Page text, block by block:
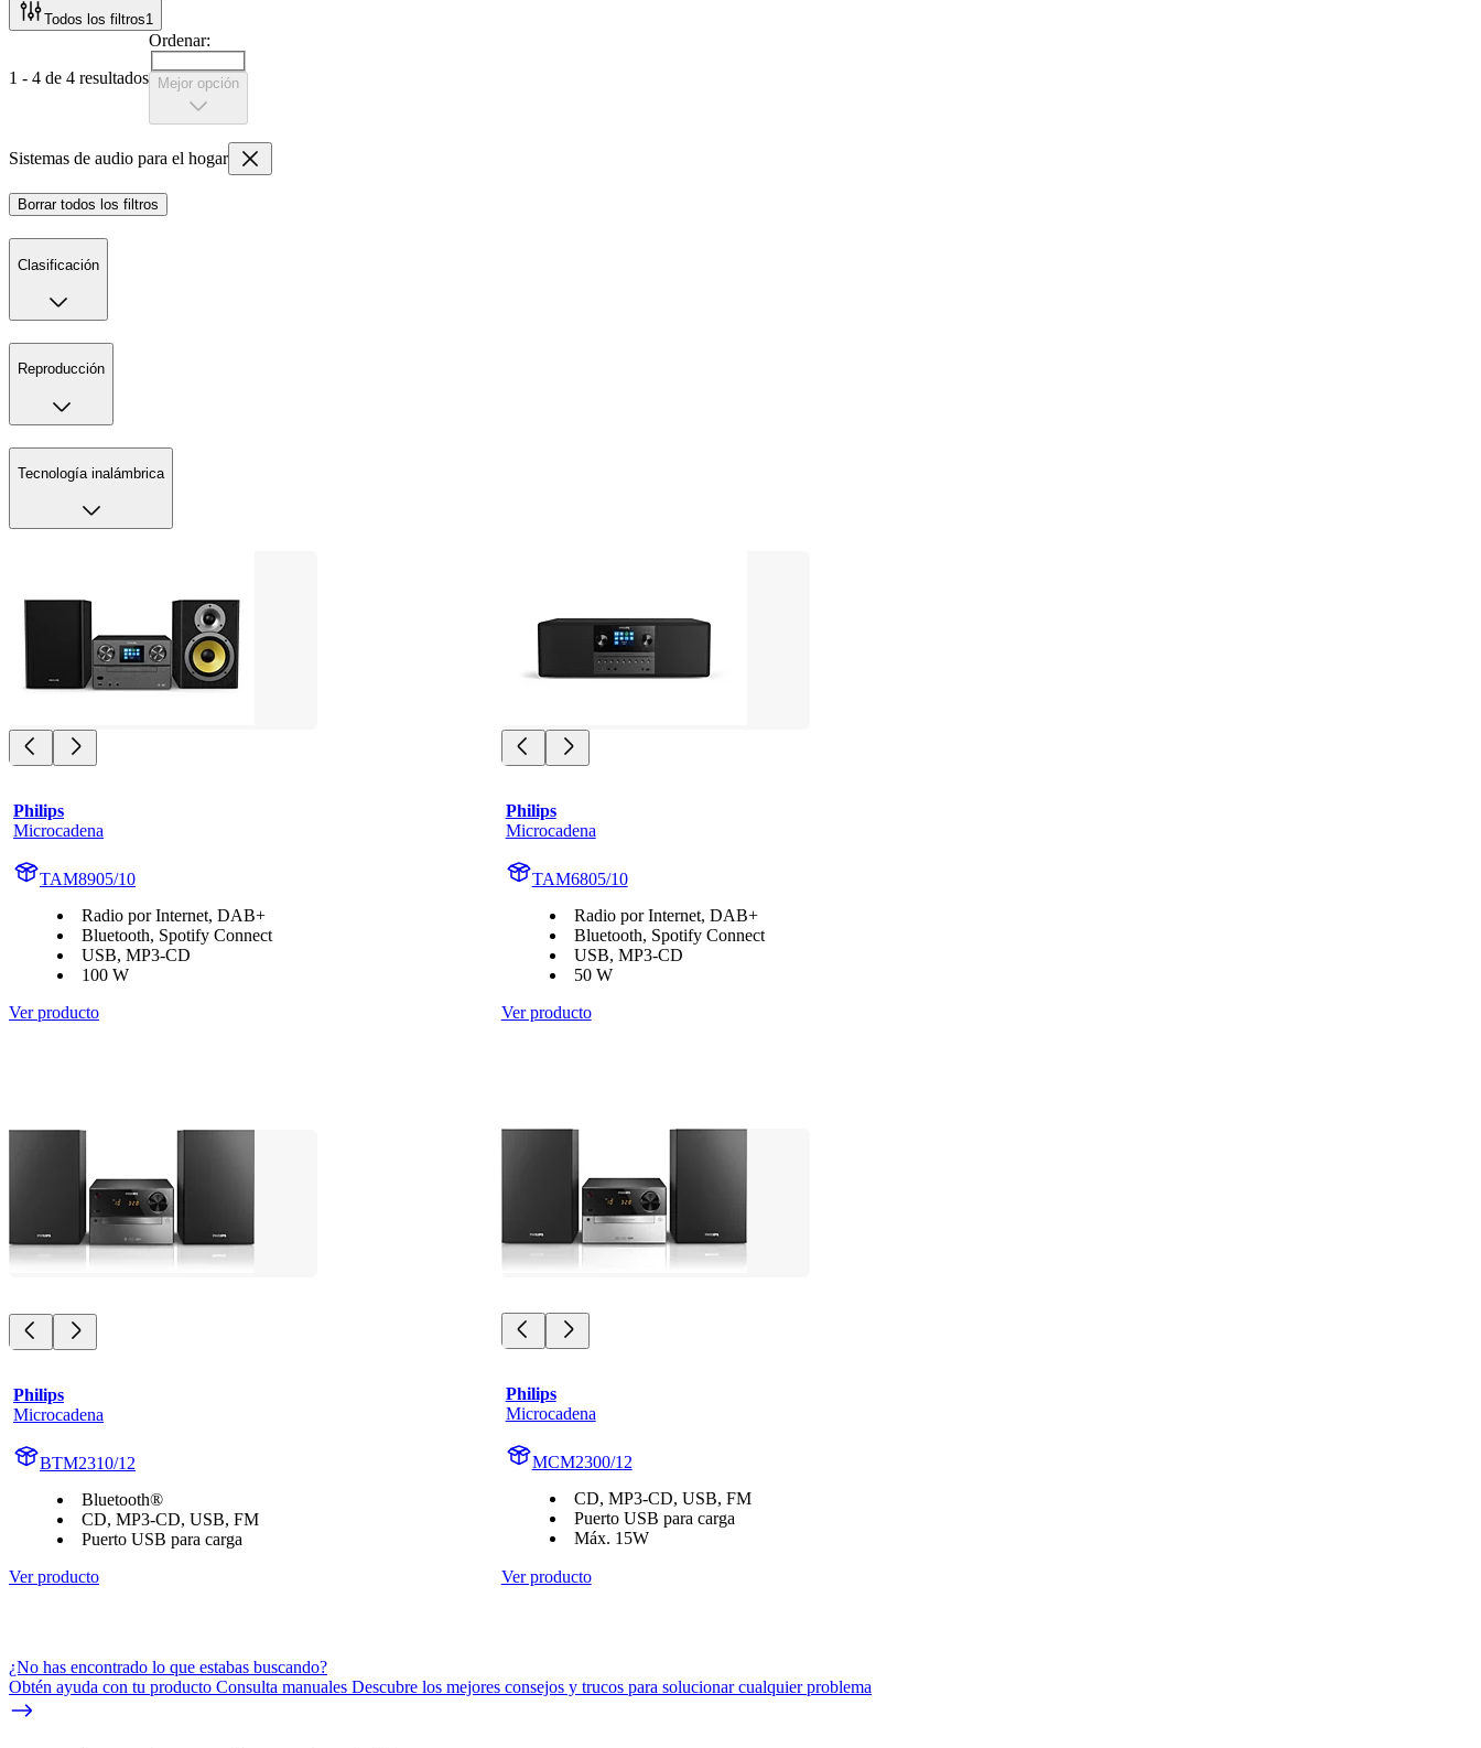
Todos los filtros1
1 - 4 de 4 resultados
Ordenar:
Mejor opción
Sistemas de audio para el hogar
Borrar todos los filtros
Clasificación
Reproducción
Tecnología inalámbrica
Philips
Microcadena
TAM8905/10
Radio por Internet, DAB+
Bluetooth, Spotify Connect
USB, MP3-CD
100 W
Ver producto
Philips
Microcadena
TAM6805/10
Radio por Internet, DAB+
Bluetooth, Spotify Connect
USB, MP3-CD
50 W
Ver producto
Philips
Microcadena
BTM2310/12
Bluetooth®
CD, MP3-CD, USB, FM
Puerto USB para carga
Ver producto
Philips
Microcadena
MCM2300/12
CD, MP3-CD, USB, FM
Puerto USB para carga
Máx. 15W
Ver producto
¿No has encontrado lo que estabas buscando?
Obtén ayuda con tu producto Consulta manuales Descubre los mejores consejos y trucos para solucionar cualquier problema